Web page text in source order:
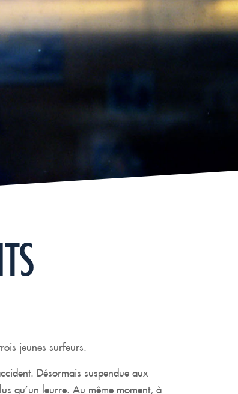
jeunes surfeurs.
Désormais suspendue aux
qu’un leurre. Au même moment, à